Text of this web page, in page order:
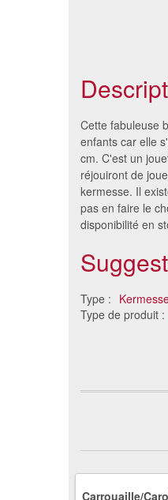
Cette fabuleuse
enfants car elle
cm. C'est un
réjouiront de
kermesse. Il
pas en faire le
disponibilité en
Type :
Type de produit :
Balle
Carrouaille/